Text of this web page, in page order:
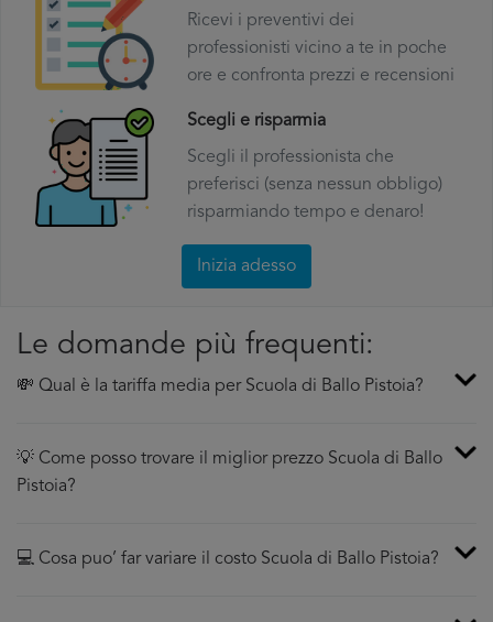
Ricevi i preventivi dei
professionisti vicino a te in poche
ore e confronta prezzi e recensioni
Scegli e risparmia
Scegli il professionista che
preferisci (senza nessun obbligo)
risparmiando tempo e denaro!
Inizia adesso
Le domande più frequenti:
💸 Qual è la tariffa media per Scuola di Ballo Pistoia?
💡 Come posso trovare il miglior prezzo Scuola di Ballo
Pistoia?
💻 Cosa puo’ far variare il costo Scuola di Ballo Pistoia?